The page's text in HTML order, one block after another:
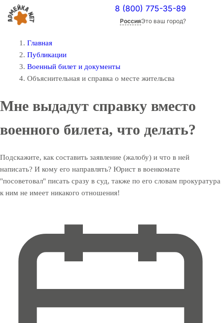
8 (800) 775-35-89
РоссияЭто ваш город?
Главная
Публикации
Военный билет и документы
Объяснительная и справка о месте жительсва
Мне выдадут справку вместо
военного билета, что делать?
Подскажите, как составить заявление (жалобу) и что в ней
написать? И кому его направлять? Юрист в военкомате
"посоветовал" писать сразу в суд, также по его словам прокуратура
к ним не имеет никакого отношения!